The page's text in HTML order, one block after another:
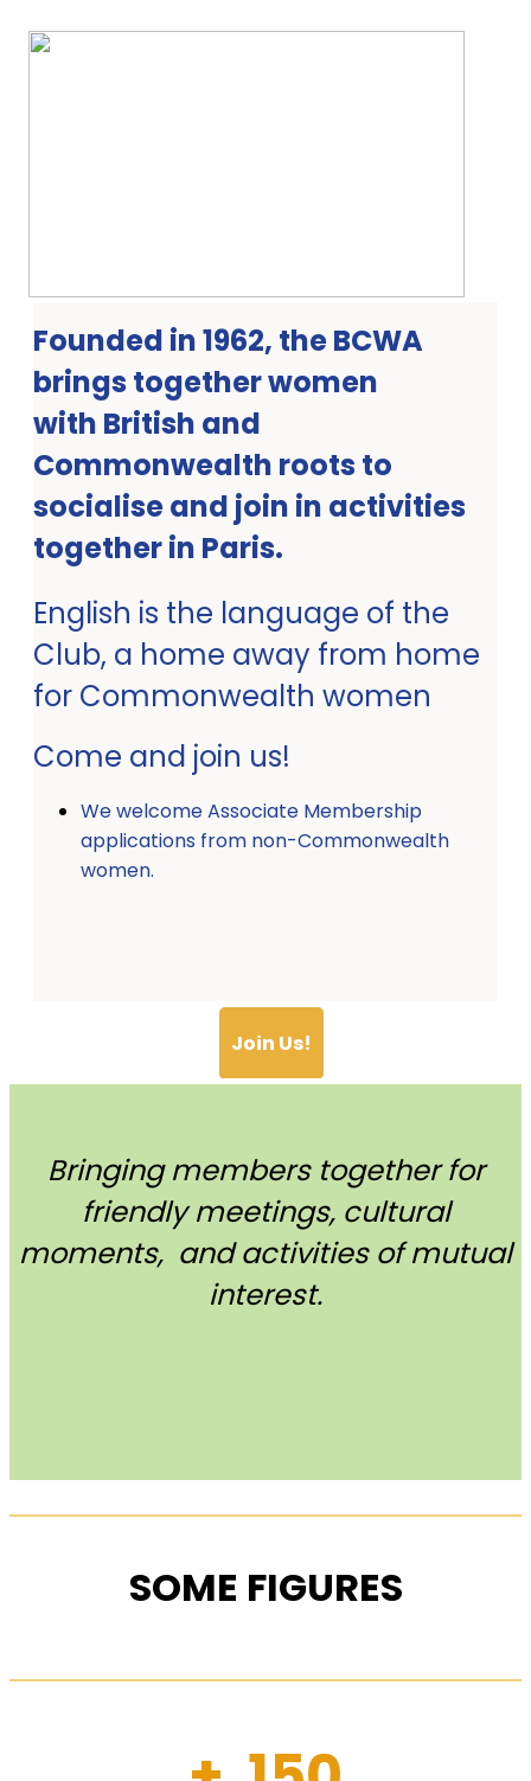
Founded in 1962, the BCWA
brings together women
with British and
Commonwealth roots to
socialise and join in activities
together in Paris.
English is the language of the
Club, a home away from home
for Commonwealth women
Come and join us!
We welcome Associate Membership
applications from non-Commonwealth
women.
Join Us!
Bringing members together for
friendly meetings, cultural
moments, and activities of mutual
interest.
SOME FIGURES